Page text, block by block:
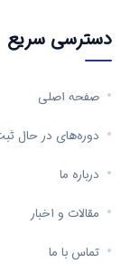
دسترسی سریع
صفحه اصلی
دوره‌های در حال
درباره ما
مقالات و اخبار
تماس با ما